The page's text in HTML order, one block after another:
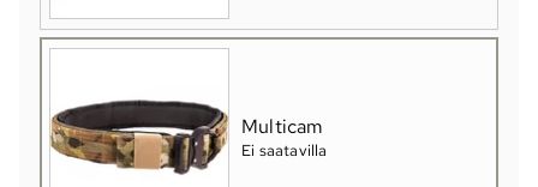
Multicam
Ei saatavilla